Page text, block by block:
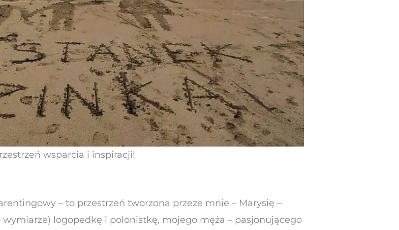
wsparcia i inspiracji!
– to przestrzeń tworzona przeze mnie – Marysię –
logopedkę i polonistkę, mojego męża – pasjonującego